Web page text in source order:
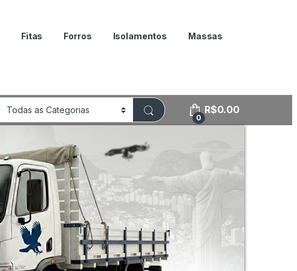
Fitas Forros Isolamentos Massas
0
R$0.00